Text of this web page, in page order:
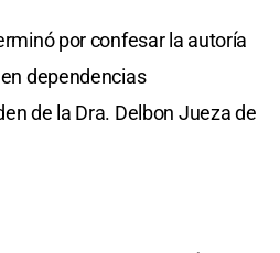
por confesar la autoría
dependencias
de la Dra. Delbon Jueza de